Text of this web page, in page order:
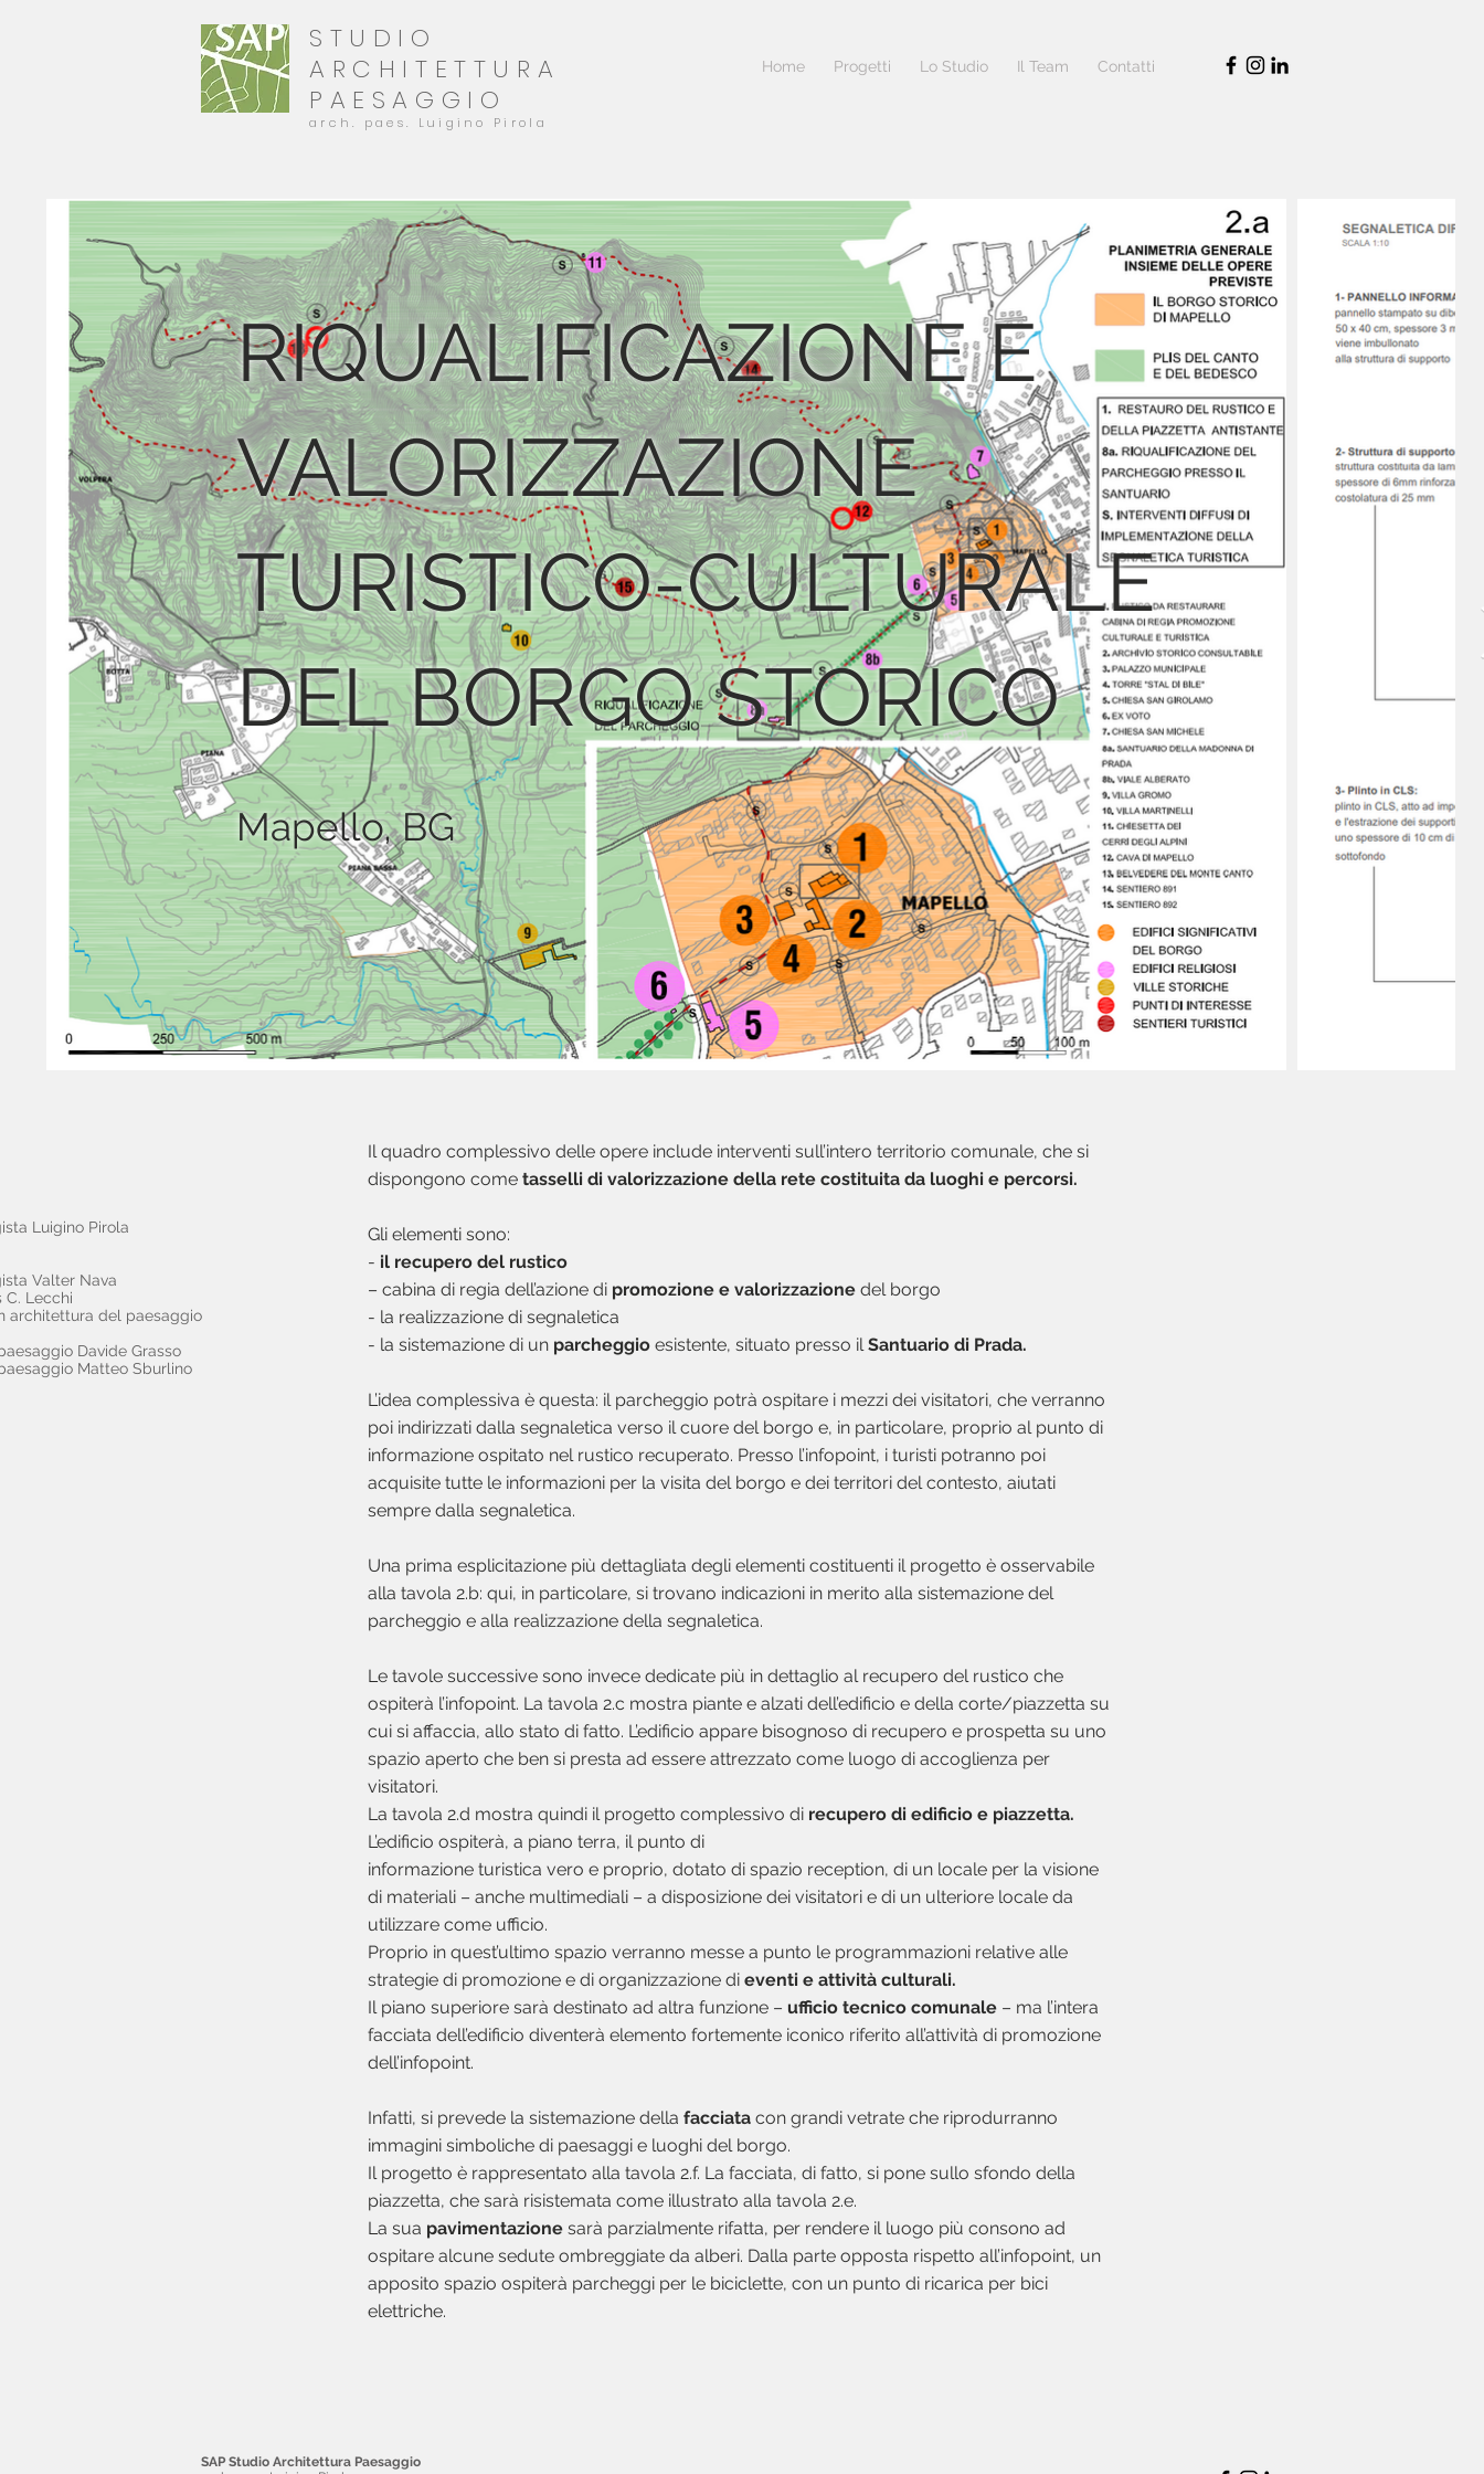
STUDIO
ARCHITETTURA
PAESAGGIO
arch. paes. Luigino Pirola
Home Progetti Lo Studio Il Team Contatti
RIQUALIFICAZIONE E
VALORIZZAZIONE
TURISTICO-CULTURALE
DEL BORGO STORICO
Mapello, BG
Luigino Pirola
Valter Nava
Lecchi
architettura del paesaggio
Davide Grasso
Matteo Sburlino
Il quadro complessivo delle opere include interventi sull’intero territorio comunale, che si
dispongono come tasselli di valorizzazione della rete costituita da luoghi e percorsi.
Gli elementi sono:
- il recupero del rustico
– cabina di regia dell’azione di promozione e valorizzazione del borgo
- la realizzazione di segnaletica
- la sistemazione di un parcheggio esistente, situato presso ilSantuario di Prada.
L’idea complessiva è questa: il parcheggio potrà ospitare i mezzi dei visitatori, che verranno
poi indirizzati dalla segnaletica verso il cuore del borgo e, in particolare, proprio al punto di
informazione ospitato nel rustico recuperato. Presso l’infopoint, i turisti potranno poi
acquisite tutte le informazioni per la visita del borgo e dei territori del contesto, aiutati
sempre dalla segnaletica.
Una prima esplicitazione più dettagliata degli elementi costituenti il progetto è osservabile
alla tavola 2.b: qui, in particolare, si trovano indicazioni in merito alla sistemazione del
parcheggio e alla realizzazione della segnaletica.
Le tavole successive sono invece dedicate più in dettaglio al recupero del rustico che
ospiterà l’infopoint. La tavola 2.c mostra piante e alzati dell’edificio e della corte/piazzetta su
cui si affaccia, allo stato di fatto. L’edificio appare bisognoso di recupero e prospetta su uno
spazio aperto che ben si presta ad essere attrezzato come luogo di accoglienza per
visitatori.
La tavola 2.d mostra quindi il progetto complessivo di recupero di edificio e piazzetta.
L’edificio ospiterà, a piano terra, il punto di
informazione turistica vero e proprio, dotato di spazio reception, di un locale per la visione
di materiali – anche multimediali – a disposizione dei visitatori e di un ulteriore locale da
utilizzare come ufficio.
Proprio in quest’ultimo spazio verranno messe a punto le programmazioni relative alle
strategie di promozione e di organizzazione di eventi e attività culturali.
Il piano superiore sarà destinato ad altra funzione – ufficio tecnico comunale – ma l’intera
facciata dell’edificio diventerà elemento fortemente iconico riferito all’attività di promozione
dell’infopoint.
Infatti, si prevede la sistemazione della facciata con grandi vetrate che riprodurranno
immagini simboliche di paesaggi e luoghi del borgo.
Il progetto è rappresentato alla tavola 2.f. La facciata, di fatto, si pone sullo sfondo della
piazzetta, che sarà risistemata come illustrato alla tavola 2.e.
La sua pavimentazione sarà parzialmente rifatta, per rendere il luogo più consono ad
ospitare alcune sedute ombreggiate da alberi. Dalla parte opposta rispetto all’infopoint, un
apposito spazio ospiterà parcheggi per le biciclette, con un punto di ricarica per bici
elettriche.
SAP Studio Architettura Paesaggio